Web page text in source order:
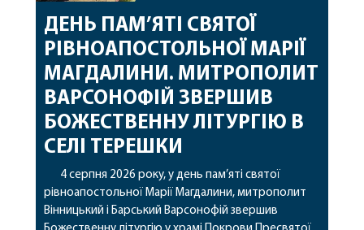
ДЕНЬ ПАМ’ЯТІ СВЯТОЇ
РІВНОАПОСТОЛЬНОЇ МАРІЇ
МАГДАЛИНИ. МИТРОПОЛИТ
ВАРСОНОФІЙ ЗВЕРШИВ
БОЖЕСТВЕННУ ЛІТУРГІЮ В
СЕЛІ ТЕРЕШКИ
4 серпня 2026 року, у день пам’яті святої
рівноапостольної Марії Магдалини, митрополит
Вінницький і Барський Варсонофій звершив